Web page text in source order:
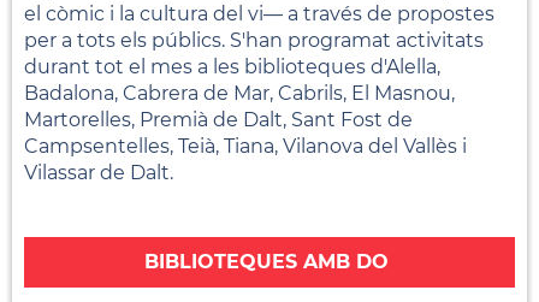
el còmic i la cultura del vi— a través de propostes
per a tots els públics. S'han programat activitats
durant tot el mes a les biblioteques d'Alella,
Badalona, Cabrera de Mar, Cabrils, El Masnou,
Martorelles, Premià de Dalt, Sant Fost de
Campsentelles, Teià, Tiana, Vilanova del Vallès i
Vilassar de Dalt.
BIBLIOTEQUES AMB DO